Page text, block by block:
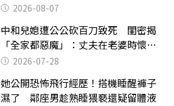
2026-08-07
中和兒媳遭公公砍百刀致死 閨密揭
「全家都惡魔」：丈夫在老婆時懷孕
摔東西
2026-07-28
她公開恐怖飛行經歷！搭機睡醒褲子
濕了 鄰座男趁熟睡猥褻還疑留體液